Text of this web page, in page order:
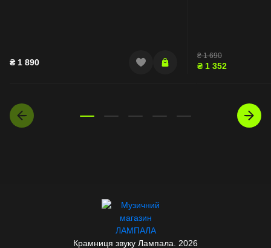
₴ 1 890
₴1 690
₴ 1 352
Крамниця звуку Лампала. 2026